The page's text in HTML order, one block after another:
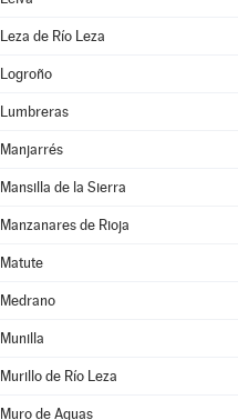
Leza de Río Leza
Logroño
Lumbreras
Manjarrés
Mansilla de la Sierra
Manzanares de Rioja
Matute
Medrano
Munilla
Murillo de Río Leza
Muro de Aguas